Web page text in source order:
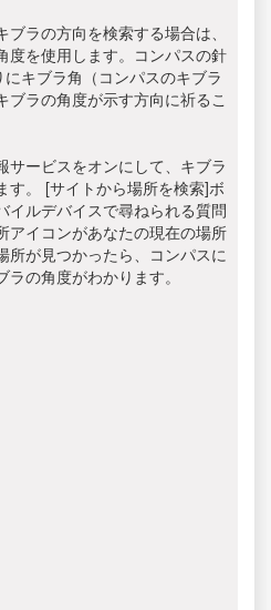
ラの方向を検索する場合は、
度を使用します。コンパスの針
キブラ角（コンパスのキブラ
ブラの角度が示す方向に祈るこ
サービスをオンにして、キブラ
す。 [サイトから場所を検索]ボ
イルデバイスで尋ねられる質問
アイコンがあなたの現在の場所
所が見つかったら、コンパスに
の角度がわかります。